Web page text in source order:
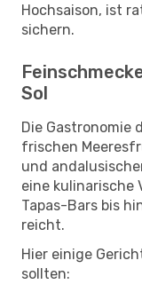
Hochsaison, ist
sichern.
Sol
Die Gastronomie
frischen
und
eine kulinarische
Tapas-Bars bis
reicht.
Hier einige
sollten: